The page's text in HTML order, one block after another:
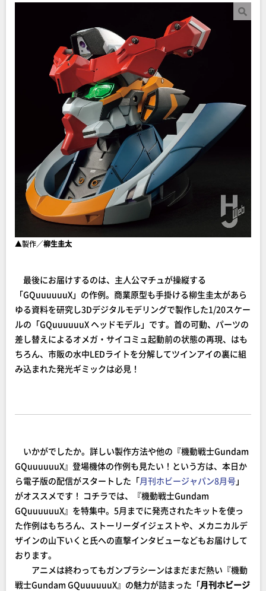
▲製作／柳生圭太
最後にお届けするのは、主人公マチュが操縦する
「GQuuuuuuX」の作例。商業原型も手掛ける柳生圭太があら
ゆる資料を研究し3Dデジタルモデリングで製作した1/20スケー
ルの「GQuuuuuuX ヘッドモデル」です。首の可動、パーツの
差し替えによるオメガ・サイコミュ起動前の状態の再現、はも
ちろん、市販の水中LEDライトを分解してツインアイの裏に組
み込まれた発光ギミックは必見！
いかがでしたか。詳しい製作方法や他の『機動戦士Gundam
GQuuuuuuX』登場機体の作例も見たい！という方は、本日か
ら電子版の配信がスタートした「月刊ホビージャパン8月号」
がオススメです！ コチラでは、『機動戦士Gundam
GQuuuuuuX』を特集中。5月までに発売されたキットを使っ
た作例はもちろん、ストーリーダイジェストや、メカニカルデ
ザインの山下いくと氏への直撃インタビューなどもお届けして
おります。
アニメは終わってもガンプラシーンはまだまだ熱い『機動
戦士Gundam GQuuuuuuX』の魅力が詰まった「月刊ホビージ